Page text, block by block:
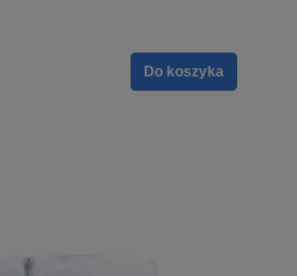
Do koszyka